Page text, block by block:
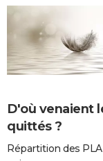
D'où venaient
quittés ?
Répartition des